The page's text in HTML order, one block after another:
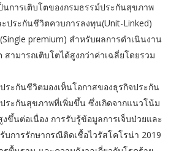
นการเติบโตของกรมธรรม์ประกันสุขภาพ
ประกันชีวิตควบการลงทุน(Unit-Linked)
premium) สำหรับผลการดำเนินงาน
ามารถเติบโตได้สูงกว่าค่าเฉลี่ยโดยรวม
ระกันชีวิตมองเห็นโอกาสของธุรกิจประกัน
ระกันสุขภาพที่เพิ่มขึ้น ซึ่งเกิดจากแนวโน้ม
ขึ้นต่อเนื่อง การรับรู้ข้อมูลการเจ็บป่วยและ
บการรักษากรณีติดเชื้อไวรัสโคโรน่า 2019